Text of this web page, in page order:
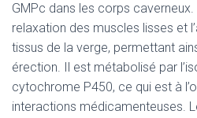
GMPc dans les corps caverneux.
relaxation des muscles lisses et
tissus de la verge, permettant
érection. Il est métabolisé par
cytochrome P450, ce qui est à
interactions médicamenteuses.